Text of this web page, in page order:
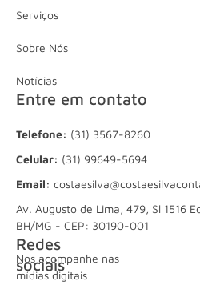
Serviços
Sobre Nós
Notícias
Entre em contato
Telefone: (31) 3567-8260
Celular: (31) 99649-5694
Email:
Av. Augusto de Lima, 479, Sl 1516
BH/MG - CEP: 30190-001
Redes
sociais
Nos acompanhe nas
mídias digitais